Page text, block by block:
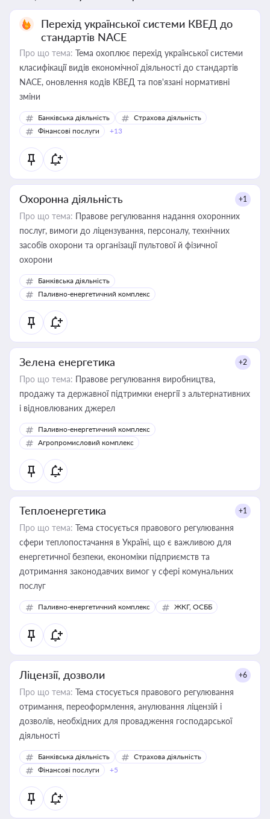
Перехід української системи КВЕД до
стандартів NACE
Про що тема: Тема охоплює перехід української системи
класифікації видів економічної діяльності до стандартів
NACE, оновлення кодів КВЕД та пов'язані нормативні
зміни
Банківська діяльність
Страхова діяльність
Фінансові послуги
+13
Охоронна діяльність +1
Про що тема: Правове регулювання надання охоронних
послуг, вимоги до ліцензування, персоналу, технічних
засобів охорони та організації пультової й фізичної
охорони
Банківська діяльність
Паливно-енергетичний комплекс
Зелена енергетика +2
Про що тема: Правове регулювання виробництва,
продажу та державної підтримки енергії з альтернативних
і відновлюваних джерел
Паливно-енергетичний комплекс
Агропромисловий комплекс
Теплоенергетика +1
Про що тема: Тема стосується правового регулювання
сфери теплопостачання в Україні, що є важливою для
енергетичної безпеки, економіки підприємств та
дотримання законодавчих вимог у сфері комунальних
послуг
Паливно-енергетичний комплекс ЖКГ, ОСББ
Ліцензії, дозволи +6
Про що тема: Тема стосується правового регулювання
отримання, переоформлення, анулювання ліцензій і
дозволів, необхідних для провадження господарської
діяльності
Банківська діяльність
Страхова діяльність
Фінансові послуги
+5